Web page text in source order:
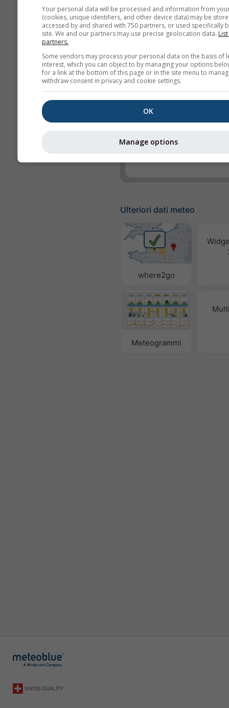
Umidità relativa
Precipitazioni
rainSPOT
Pressione
Nessuno sfondo:
Ulteriori dati meteo
where2go
Meteogrammi
Your personal data will be processed and information from
(cookies, unique identifiers, and other device data) may be
accessed by and shared with 750 partners, or used specifically
site. We and our partners may use precise geolocation data.
partners.
Some vendors may process your personal data on the basis of
interest, which you can object to by managing your options
for a link at the bottom of this page or in the site menu to
withdraw consent in privacy and cookie settings.
OK
Manage options